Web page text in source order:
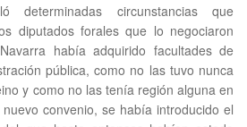
determinadas circunstancias que
diputados forales que lo negociaron
había adquirido facultades de
pública, como no las tuvo nunca
y como no las tenía región alguna en
convenio, se había introducido el